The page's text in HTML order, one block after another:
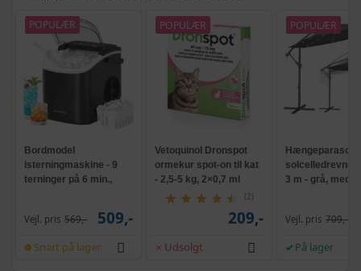
POPULÆR
Bordmodel
isterningmaskine - 9
terninger på 6 min.,
Vejl. pris 569,- 509,-
Snart på lager
POPULÆR
Vetoquinol Dronspot
ormekur spot-on til kat
- 2,5-5 kg, 2×0,7 ml
(2)
209,-
Udsolgt
POPULÆR
Hængeparasols
solcelledrevne
3 m - grå, med
Vejl. pris 709,-
På lager